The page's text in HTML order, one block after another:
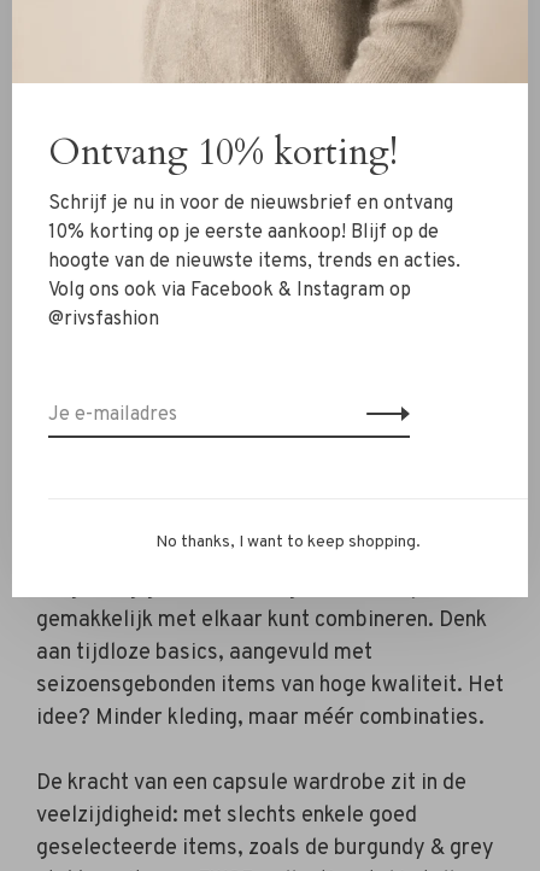
in taupe de look praktisch én luxe maakt.
Statementringen maken het geheel compleet
met een subtiel vleugje glamour.
SHOP DE LOOK →
garderobe die bestaat uit een beperkt aantal
gemakkelijk met elkaar kunt combineren. Denk
aan tijdloze basics, aangevuld met
seizoensgebonden items van hoge kwaliteit. Het
idee? Minder kleding, maar méér combinaties.
De kracht van een capsule wardrobe zit in de
veelzijdigheid: met slechts enkele goed
geselecteerde items, zoals de burgundy & grey
Ontvang 10% korting!
Schrijf je nu in voor de nieuwsbrief en ontvang
10% korting op je eerste aankoop! Blijf op de
hoogte van de nieuwste items, trends en acties.
Volg ons ook via Facebook & Instagram op
@rivsfashion
No thanks, I want to keep shopping.